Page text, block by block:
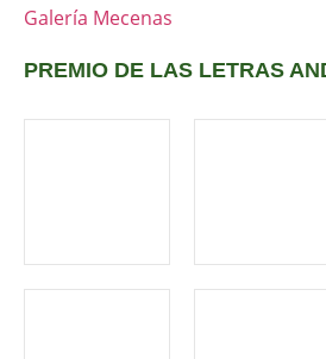
Galería Mecenas
PREMIO DE LAS LETRAS